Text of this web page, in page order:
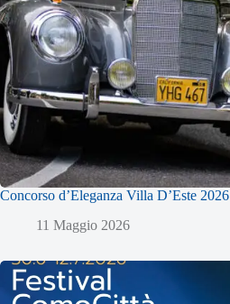
Concorso d’Eleganza Villa D’Este 2026
11 Maggio 2026